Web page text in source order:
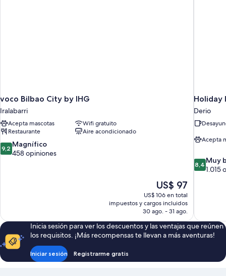
voco Bilbao City by IHG
Iralabarri
Acepta mascotas
Wifi gratuito
Restaurante
Aire acondicionado
9.2
de
9,2 Magnífico
458 opiniones
El
precio
actual
es
de
US$ 97
US$ 97
US$ 106 en total
impuestos y cargos incluidos
30 ago. - 31 ago.
Holiday
Derio
Acepta
8.4
de
opiniones
8,4 Muy
1.015
Inicia sesión para ver los descuentos y las ventajas que reúnen
los requisitos. ¡Más recompensas te llevan a más aventuras!
Iniciar sesión Registrarme gratis